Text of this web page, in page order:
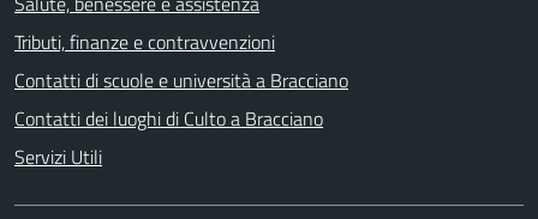
Tributi, finanze e contravvenzioni
Contatti di scuole e università a Bracciano
Contatti dei luoghi di Culto a Bracciano
Servizi Utili